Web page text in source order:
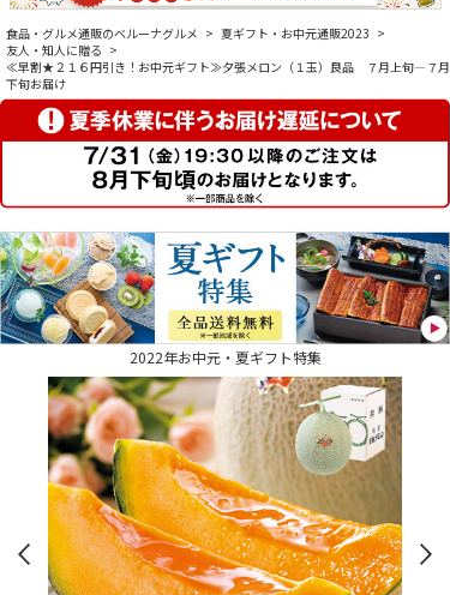
食品・グルメ通販のベルーナグルメ > 夏ギフト・お中元通販2023 >
友人・知人に贈る >
≪早割★２１６円引き！お中元ギフト≫夕張メロン（１玉）良品 ７月上旬―７月
下旬お届け
2022年お中元・夏ギフト特集